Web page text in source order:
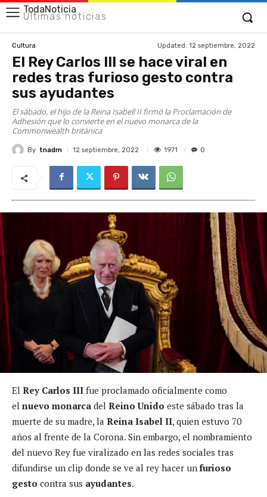
TodaNoticia
Últimas noticias
Cultura Updated: 12 septiembre, 2022
El Rey Carlos III se hace viral en
redes tras furioso gesto contra
sus ayudantes
El sábado, el hijo de la Reina Isabell II firmó la Proclamación de
Adhesión que lo convierte en el nuevo monarca de la
Commonwealth británica
By tnadm 12 septiembre, 2022 1971 0
El Rey Carlos III fue proclamado oficialmente como
el nuevo monarca del Reino Unido este sábado tras la
muerte de su madre, la Reina Isabel II, quien estuvo 70
años al frente de la Corona. Sin embargo, el nombramiento
del nuevo Rey fue viralizado en las redes sociales tras
difundirse un clip donde se ve al rey hacer un furioso
gesto contra sus ayudantes.